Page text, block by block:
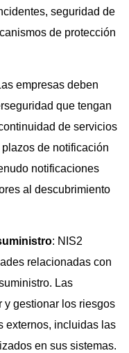
seguridad de
de protección
empresas deben
que tengan
de servicios
de notificación
notificaciones
al descubrimiento
: NIS2
relacionadas con
Las
y gestionar los riesgos
externos, incluidas las
en sus sistemas.